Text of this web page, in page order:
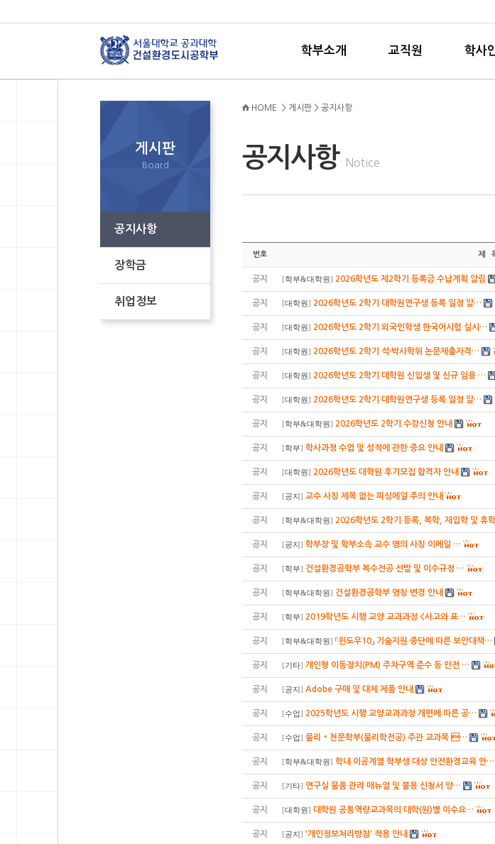
학부소개 교직원 학사
게시판
Board
공지사항
장학금
취업정보
공지사항 Notice
HOME > 게시판 > 공지사항
번호 제
공지 [학부&대학원] 2026학년도 제2학기 등록금 수납계획 알림
공지 [대학원] 2026학년도 2학기 대학원연구생 등록 일정 알…
공지 [대학원] 2026학년도 2학기 외국인학생 한국어시험 실시…
공지 [대학원] 2026학년도 2학기 석·박사학위 논문제출자격…
공지 [대학원] 2026학년도 2학기 대학원 신입생 및 신규 임용 …
공지 [대학원] 2026학년도 2학기 대학원연구생 등록 일정 알…
공지 [학부&대학원] 2026학년도 2학기 수강신청 안내
공지 [학부] 학사과정 수업 및 성적에 관한 중요 안내
공지 [대학원] 2026학년도 대학원 후기모집 합격자 안내
공지 [공지 ] 교수 사칭 제목 없는 피싱메일 주의 안내
공지 [학부&대학원] 2026학년도 2학기 등록, 복학, 재입학 및 휴
공지 [공지 ] 학부장 및 학부소속 교수 명의 사칭 이메일 …
공지 [학부] 건설환경공학부 복수전공 선발 및 이수규정 …
공지 [학부&대학원] 건설환경공학부 명칭 변경 안내
공지 [학부] 2019학년도 시행 교양 교과과정 <사고와 표…
공지 [학부&대학원] 「윈도우10」 기술지원 중단에 따른 보안대책…
공지 [기타] 개인형 이동장치(PM) 주차구역 준수 등 안전 …
공지 [공지 ] Adobe 구매 및 대체 제품 안내
공지 [수업] 2025학년도 시행 교양교과과정 개편에 따른 공…
공지 [수업] 물리‧천문학부(물리학전공) 주관 교과목 …
공지 [학부&대학원] 학내 이공계열 학부생 대상 안전환경교육 안…
공지 [기타] 연구실 물품 관리 매뉴얼 및 불용 신청서 양…
공지 [대학원] 대학원 공통역량교과목의 대학(원)별 이수요…
공지 [공지 ] '개인정보처리방침' 적용 안내